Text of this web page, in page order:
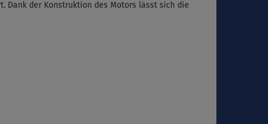
Dank der Konstruktion des Motors lässt sich die